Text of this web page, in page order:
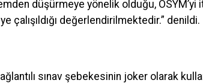
düşürmeye yönelik olduğu, ÖSYM’yi
çalışıldığı değerlendirilmektedir.” denildi.
sınav şebekesinin joker olarak